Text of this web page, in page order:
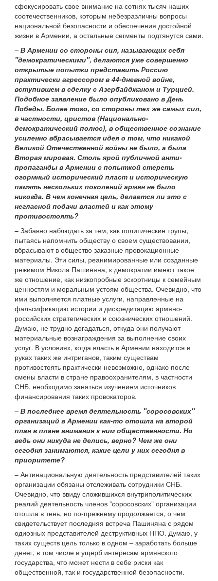
сфокусировать свое внимание на сотнях тысяч наших
соотечественников, которым небезразличны вопросы
национальной безопасности и обеспечения достойной
жизни в Армении, а остальные сегменты подтянутся сами.
– В Армении со стороны сил, называющих себя
"демократическими", делаются уже совершенно
открытые попытки представить Россию
практически агрессором в 44-дневной войне,
вступившем в сделку с Азербайджаном и Турцией.
Подобное заявление было опубликовано в День
Победы. Более того, со стороны тех же самых сил,
в частности, цристов (Национально-
демократический полюс), в общественное сознание
усиленно вбрасывается идея о том, что никакой
Великой Отечественной войны не было, а была
Вторая мировая. Столь ярой публичной анти-
пропаганды в Армении с попыткой стереть
огормный исторический пласт и историческую
память нескольких поколений армян не было
никогда. В чем конечная цель, делается ли это с
негласной подачи властей и как этому
противостоять?
– Забавно наблюдать за тем, как политические трупы,
пытаясь напомнить обществу о своем существовании,
вбрасывают в общество заказные провокационные
материалы. Эти силы, реанимированные или созданные
режимом Никола Пашиняна, к демократии имеют такое
же отношение, как низкопробные эскортницы к семейным
ценностям и моральным устоям общества. Очевидно, что
ими выполняется платные услуги, направленные на
фальсификацию истории и дискредитацию армяно-
российских стратегических и союзнических отношений.
Думаю, не трудно догадаться, откуда они получают
материальные вознаграждения за выполнение своих
услуг. В условиях, когда власть в Армении находится в
руках таких же интриганов, таким существам
противостоять практически невозможно, однако после
смены власти в стране правоохранителям, в частности
СНБ, необходимо заняться изучением источников
финансирования таких провокаторов.
– В последнее время деятельность "соросовских"
организаций в Армении как-то отошла на второй
план в плане внимания к ним общественности. Но
ведь они никуда не делись, верно? Чем же они
сегодня занимаются, какие цели у них сегодня в
приоритете?
– Антинациональную деятельность представителей таких
организации обязаны отслеживать сотрудники СНБ.
Очевидно, что ввиду сложившихся внутриполитических
реалий деятельность членов "соросовских" организации
отошла в тень, но по-прежнему продолжается, о чем
свидетельствует последняя встреча Пашиняна с рядом
одиозных представителей деструктивных НПО. Думаю, у
таких существ цель только в одном – заработать больше
денег, в том числе в ущерб интересам армянского
государства, что может нести в себе риски как
общественной, так и государственной безопасности.